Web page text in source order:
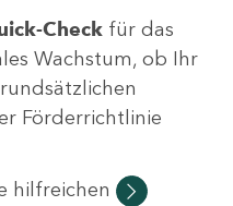
Check für das
Wachstum, ob Ihr
Förderrichtlinie
hilfreichen